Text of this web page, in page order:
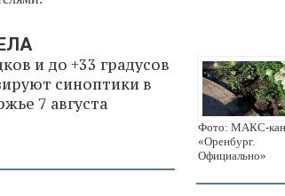
и до +33 градусов
синоптики в
7 августа
Фото: МАКС-
«Оренбург.
Официально»